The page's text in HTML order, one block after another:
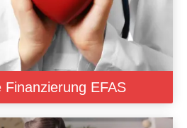
Finanzierung EFAS